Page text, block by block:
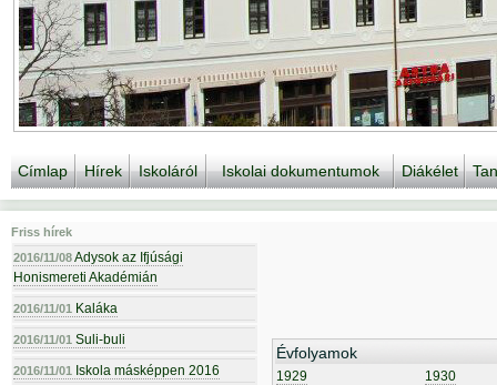
Címlap Hírek Iskoláról Iskolai dokumentumok Diákélet
Friss hírek
2016/11/08Adysok az Ifjúsági
Honismereti Akadémián
2016/11/01 Kaláka
2016/11/01 Suli-buli
2016/11/01 Iskola másképpen 2016
Évfolyamok
1929
1930